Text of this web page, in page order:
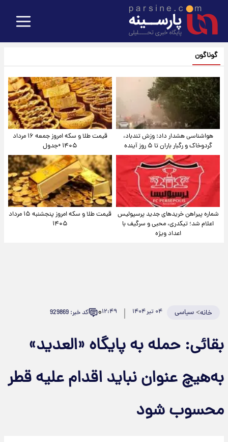
گوناگون
هواشناسی هشدار داد: وزش تندباد،
گردوخاک و رگبار باران تا ۵ روز آینده
قیمت طلا و سکه امروز جمعه ۱۶ مرداد
۱۴۰۵ +جدول
شماره پیراهن خریدهای جدید پرسپولیس
اعلام شد؛ تیکدری، محبی و سرگیف با
اعداد ویژه
قیمت طلا و سکه امروز پنجشنبه ۱۵ مرداد
۱۴۰۵
خانه>سیاسی ۰۴ تیر ۱۴۰۴ ۱۲:۴۹۰ کد خبر: 929869
بقائی: حمله به پایگاه «العدید»
به‌هیچ عنوان نباید اقدام علیه قطر
محسوب شود